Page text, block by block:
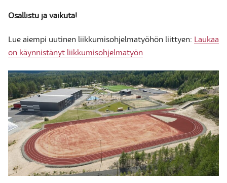
Osallistu ja vaikuta!
Lue aiempi uutinen liikkumisohjelmatyöhön liittyen: Laukaa
on käynnistänyt liikkumisohjelmatyön